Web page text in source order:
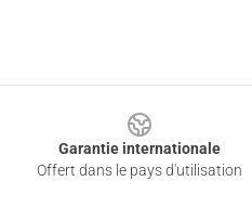
Garantie internationale
Offert dans le pays d'utilisation